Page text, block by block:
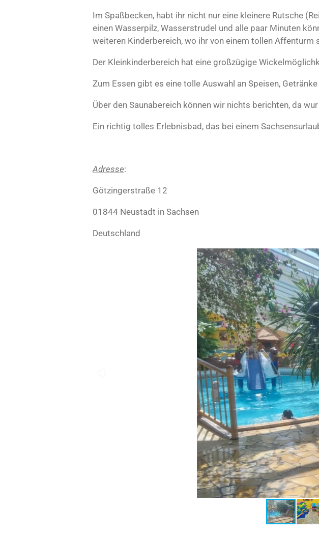
:
5
S
t
r
e
s
e
d
e
n
Im Spaßbecken, habt ihr nicht nur eine kleinere Rutsche
einen Wasserpilz, Wasserstrudel und alle paar Minuten
weiteren Kinderbereich, wo ihr von einem tollen Affenturm
Der Kleinkinderbereich hat eine großzügige
Zum Essen gibt es eine tolle Auswahl an Speisen,
Über den Saunabereich können wir nichts berichten, da
Ein richtig tolles Erlebnisbad, das bei einem
Adresse:
Götzingerstraße 12
01844 Neustadt in Sachsen
Deutschland